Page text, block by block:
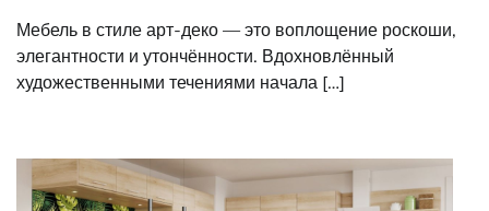
Мебель в стиле арт-деко — это воплощение роскоши,
элегантности и утончённости. Вдохновлённый
художественными течениями начала […]